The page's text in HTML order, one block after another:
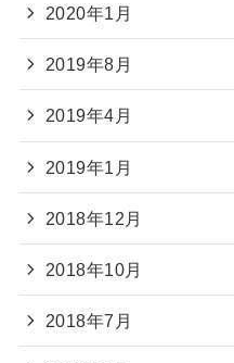
2020年1月
2019年8月
2019年4月
2019年1月
2018年12月
2018年10月
2018年7月